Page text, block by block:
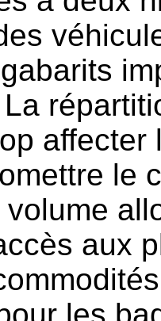
le
aux